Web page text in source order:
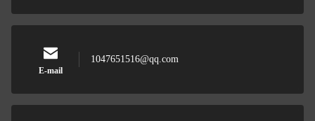
E-mail
1047651516@qq.com